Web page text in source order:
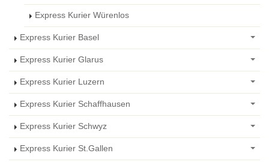
Express Kurier Würenlos
Express Kurier Basel
Express Kurier Glarus
Express Kurier Luzern
Express Kurier Schaffhausen
Express Kurier Schwyz
Express Kurier St.Gallen